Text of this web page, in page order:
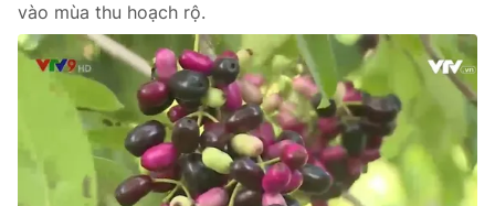
vào mùa thu hoạch rộ.